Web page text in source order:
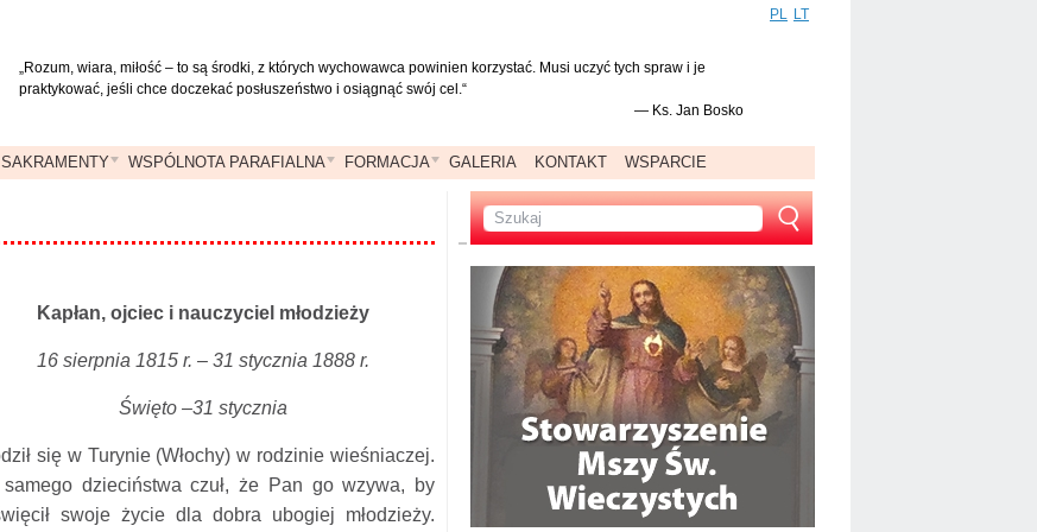
LT
PL
„Rozum, wiara, miłość – to są środki, z których wychowawca powinien korzystać. Musi uczyć tych spraw i je
praktykować, jeśli chce doczekać posłuszeństwo i osiągnąć swój cel.“
— Ks. Jan Bosko
SAKRAMENTY WSPÓLNOTA PARAFIALNA FORMACJA GALERIA KONTAKT WSPARCIE
Kapłan, ojciec i nauczyciel młodzieży
16 sierpnia 1815 r. – 31 stycznia 1888 r.
Święto –31 stycznia
się w Turynie (Włochy) w rodzinie wieśniaczej.
dzieciństwa czuł, że Pan go wzywa, by
swoje życie dla dobra ubogiej młodzieży.